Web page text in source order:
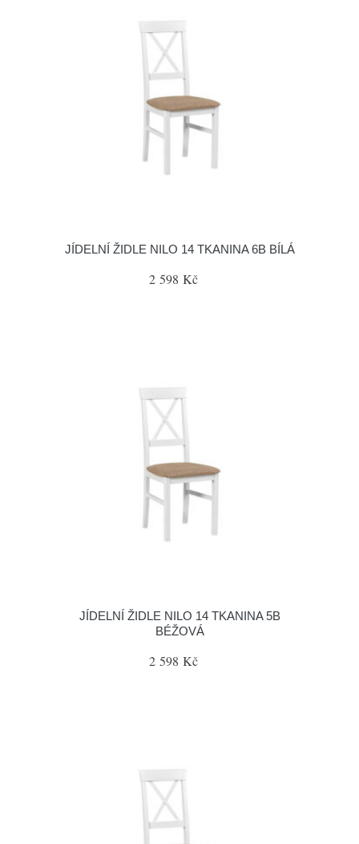
JÍDELNÍ ŽIDLE NILO 14 TKANINA 6B BÍLÁ
2 598 Kč
JÍDELNÍ ŽIDLE NILO 14 TKANINA 5B
BÉŽOVÁ
2 598 Kč